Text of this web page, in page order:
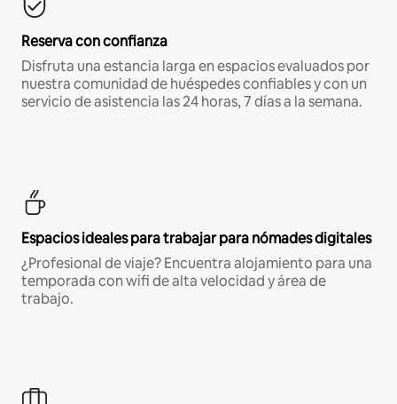
Reserva con confianza
Disfruta una estancia larga en espacios evaluados por
nuestra comunidad de huéspedes confiables y con un
servicio de asistencia las 24 horas, 7 días a la semana.
Espacios ideales para trabajar para nómades digitales
¿Profesional de viaje? Encuentra alojamiento para una
temporada con wifi de alta velocidad y área de
trabajo.